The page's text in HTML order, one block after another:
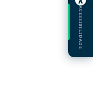
ACESSIBILIDADE